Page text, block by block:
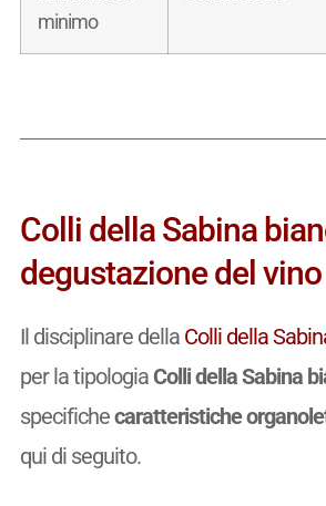
minimo
Colli della Sabina
degustazione del vino
Il disciplinare della Colli della
per la tipologia Colli della Sabina
specifichecaratteristiche
qui di seguito.